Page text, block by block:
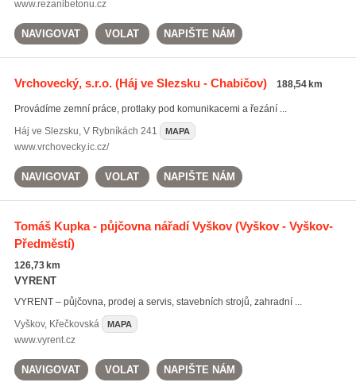
www.rezanibetonu.cz
NAVIGOVAT VOLAT NAPIŠTE NÁM
Vrchovecký, s.r.o.(Háj ve Slezsku - Chabičov) 188,54 km
Provádíme zemní práce, protlaky pod komunikacemi a řezání ...
Háj ve Slezsku, V Rybníkách 241 MAPA
www.vrchovecky.ic.cz/
NAVIGOVAT VOLAT NAPIŠTE NÁM
Tomáš Kupka - půjčovna nářadí Vyškov(Vyškov - Vyškov-
Předměstí)
126,73 km
VYRENT
VYRENT – půjčovna, prodej a servis, stavebních strojů, zahradní ...
Vyškov, Křečkovská MAPA
www.vyrent.cz
NAVIGOVAT VOLAT NAPIŠTE NÁM